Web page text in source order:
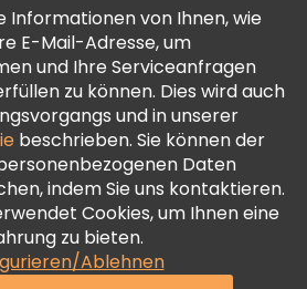
Informationen von Ihnen, wie
E-Mail-Adresse, um
und Ihre Serviceanfragen
zu können. Dies wird auch
und in unserer
beschrieben. Sie können der
Daten
indem Sie uns kontaktieren.
Cookies, um Ihnen eine
zu bieten.
Ablehnen